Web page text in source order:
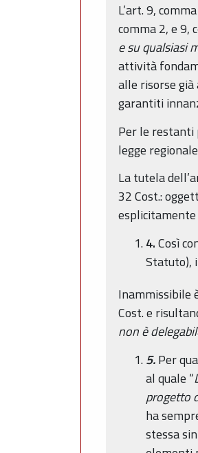
L’art. 9,
comma 2, e 9,
e su qualsiasi
attività
alle risorse
garantiti
Per le restanti
legge
La tutela
32 Cost.:
4.Così
Statuto),
Inammissibile
Cost. e
non è
5.Per
al quale “
progetto
ha
stessa